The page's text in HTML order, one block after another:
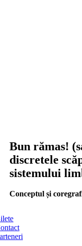
Bun rămas!
discretele
sistemului
Conceptul și